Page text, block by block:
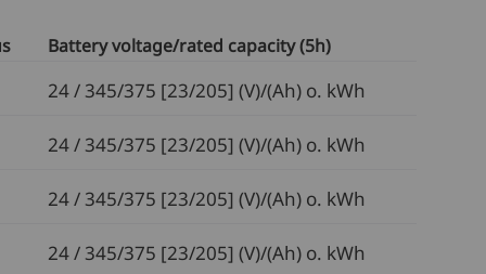
Battery voltage/rated capacity (5h)
24 / 345/375 [23/205] (V)/(Ah) o. kWh
24 / 345/375 [23/205] (V)/(Ah) o. kWh
24 / 345/375 [23/205] (V)/(Ah) o. kWh
24 / 345/375 [23/205] (V)/(Ah) o. kWh